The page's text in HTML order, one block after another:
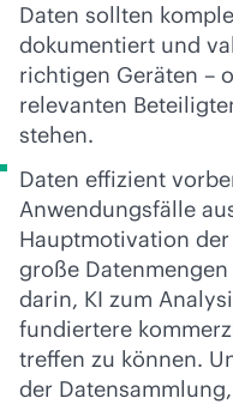
Daten sollten
dokumentiert und
richtigen Geräten –
relevanten
stehen.
Daten effizient
Anwendungsfälle
Hauptmotivation
große
darin, KI zum
fundiertere
treffen zu können.
der